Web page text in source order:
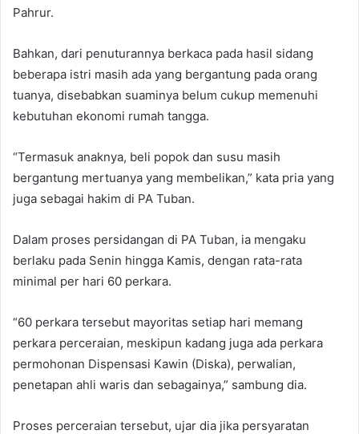
Pahrur.
Bahkan, dari penuturannya berkaca pada hasil sidang
beberapa istri masih ada yang bergantung pada orang
tuanya, disebabkan suaminya belum cukup memenuhi
kebutuhan ekonomi rumah tangga.
“Termasuk anaknya, beli popok dan susu masih
bergantung mertuanya yang membelikan,” kata pria yang
juga sebagai hakim di PA Tuban.
Dalam proses persidangan di PA Tuban, ia mengaku
berlaku pada Senin hingga Kamis, dengan rata-rata
minimal per hari 60 perkara.
“60 perkara tersebut mayoritas setiap hari memang
perkara perceraian, meskipun kadang juga ada perkara
permohonan Dispensasi Kawin (Diska), perwalian,
penetapan ahli waris dan sebagainya,” sambung dia.
Proses perceraian tersebut, ujar dia jika persyaratan